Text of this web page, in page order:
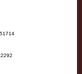
51714